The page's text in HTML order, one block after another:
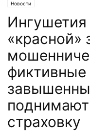
Новости
Ингушетия
«красной»
фиктивные
страховку